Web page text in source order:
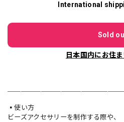
International
Sold
日本国内にお住
▪️使い方
ビーズアクセサリーを制作する際や、